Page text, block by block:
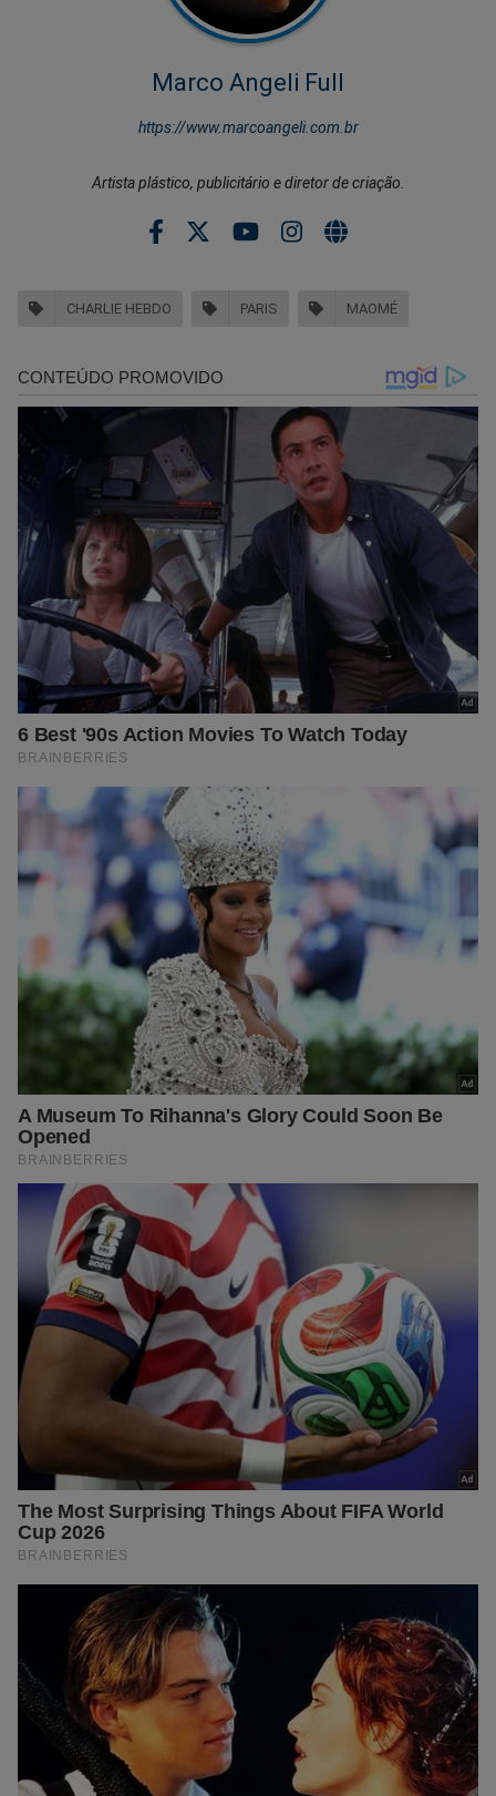
Marco Angeli Full
https://www.marcoangeli.com.br
Artista plástico, publicitário e diretor de criação.
CHARLIE HEBDO PARIS MAOMÉ